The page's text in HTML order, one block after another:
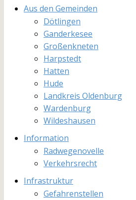
Aus den Gemeinden
Dötlingen
Ganderkesee
Großenkneten
Harpstedt
Hatten
Hude
Landkreis Oldenburg
Wardenburg
Wildeshausen
Information
Radwegenovelle
Verkehrsrecht
Infrastruktur
Gefahrenstellen